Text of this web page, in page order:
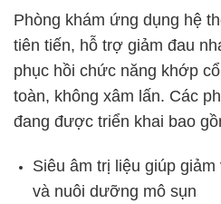
Phòng khám ứng dụng hệ
tiên tiến, hỗ trợ giảm đau
phục hồi chức năng khớp
toàn, không xâm lấn. Các
đang được triển khai bao
Siêu âm trị liệu giúp
và nuôi dưỡng mô sụn